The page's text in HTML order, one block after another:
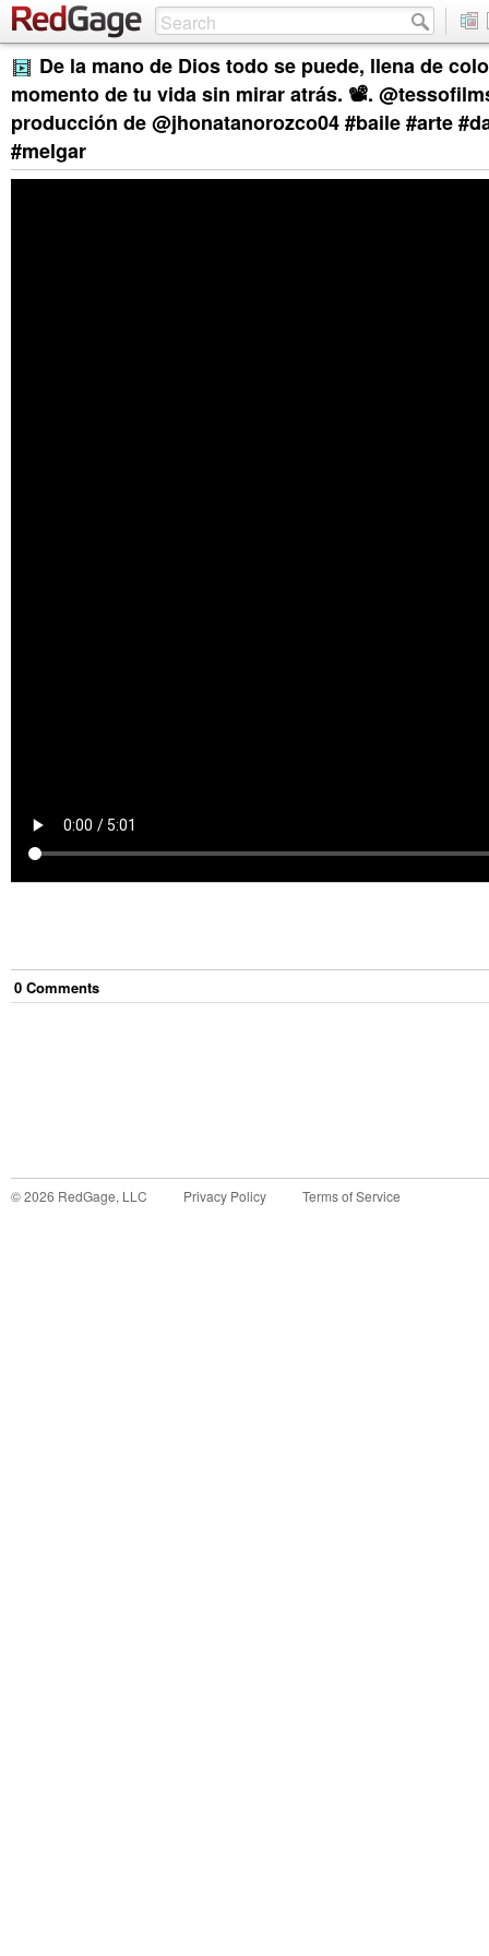
De la mano de Dios todo se puede, llena de
momento de tu vida sin mirar atrás. 📽.
producción de @jhonatanorozco04 #baile #arte
#melgar
0 Comments
©2026 RedGage, LLC Privacy Policy Terms of Service